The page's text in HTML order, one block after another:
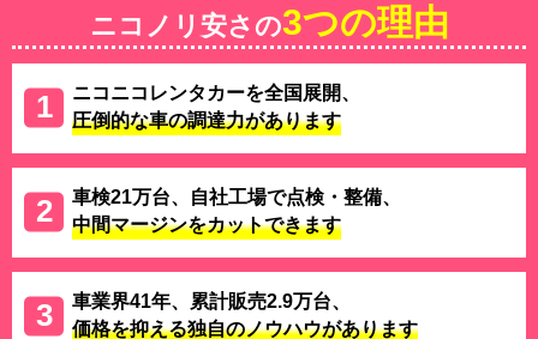
ニコノリ安さの3つの理由
ニコニコレンタカーを全国展開、
圧倒的な車の調達力があります
車検21万台、自社工場で点検・整備、
中間マージンをカットできます
車業界41年、累計販売2.9万台、
価格を抑える独自のノウハウがあります